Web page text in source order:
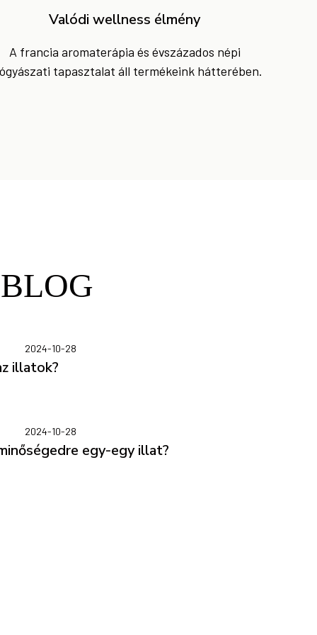
Valódi wellness élmény
A francia aromaterápia és évszázados népi
tapasztalat áll termékeink hátterében.
2024-10-28
illatok?
2024-10-28
egy-egy illat?